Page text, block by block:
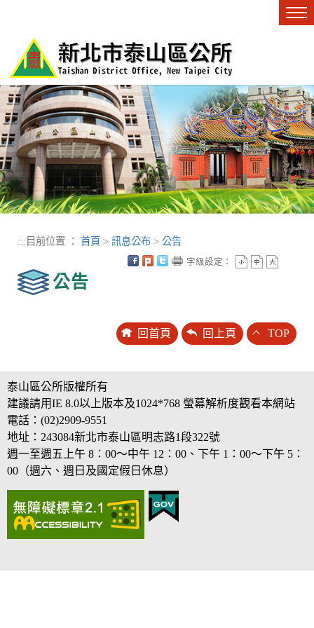
::: 目前位置 ： 首頁 > 訊息公布 > 公告
公告
字級設定：
回首頁 回上頁 TOP
泰山區公所版權所有
建議請用IE 8.0以上版本及1024*768 螢幕解析度觀看本網站
電話：(02)2909-9551
地址：243084新北市泰山區明志路1段322號
週一至週五上午 8：00～中午 12：00、下午 1：00～下午 5：
00（週六、週日及國定假日休息）